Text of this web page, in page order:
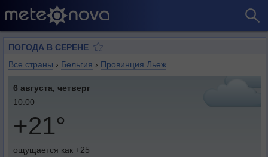
ПОГОДА В СЕРЕНЕ
Все страны › Бельгия › Провинция Льеж
6 августа, четверг
10:00
+21°
ощущается как +25